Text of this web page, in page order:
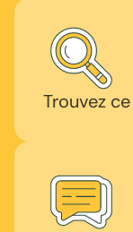
Trouvez